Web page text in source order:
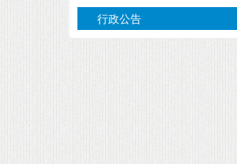
行政公告